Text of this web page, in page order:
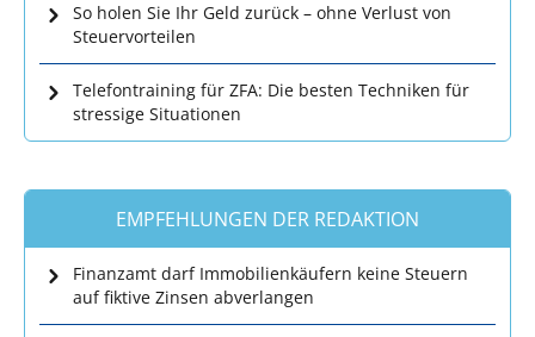
So holen Sie Ihr Geld zurück – ohne Verlust von
Steuervorteilen
Telefontraining für ZFA: Die besten Techniken für
stressige Situationen
EMPFEHLUNGEN DER REDAKTION
Finanzamt darf Immobilienkäufern keine Steuern
auf fiktive Zinsen abverlangen